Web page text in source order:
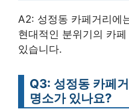
A2: 성정동 카페거리에
현대적인 분위기의 카
있습니다.
Q3: 성정동 카페
명소가 있나요?